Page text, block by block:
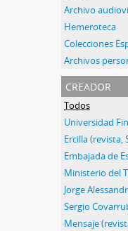
Archivo
Hemeroteca
Colecciones
Archivos
creador
Todos
Universidad
Embajada de
Jorge
Mensaje